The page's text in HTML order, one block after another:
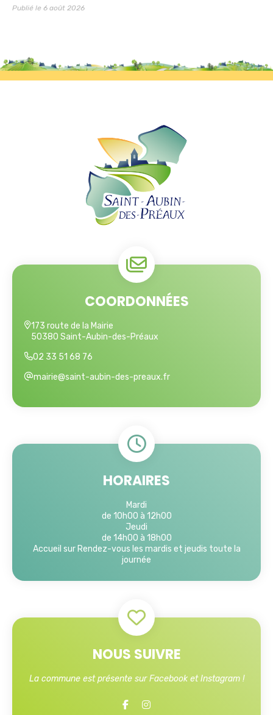
Publié le 6 août 2026
COORDONNÉES
173 route de la Mairie
50380 Saint-Aubin-des-Préaux
02 33 51 68 76
mairie@saint-aubin-des-preaux.fr
HORAIRES
Mardi
de 10h00 à 12h00
Jeudi
de 14h00 à 18h00
Accueil sur Rendez-vous les mardis et jeudis toute la
journée
NOUS SUIVRE
La commune est présente sur Facebook et Instagram !